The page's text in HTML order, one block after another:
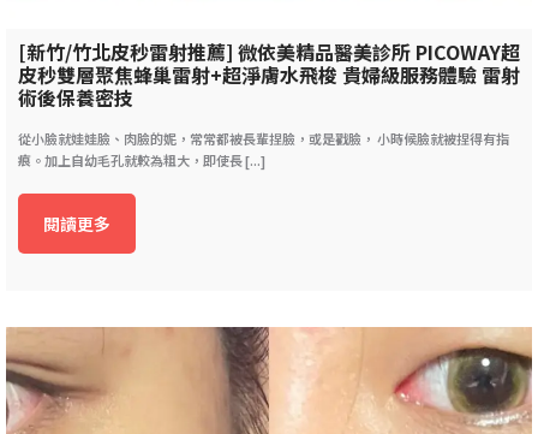
[新竹/竹北皮秒雷射推薦] 微依美精品醫美診所 PICOWAY超
皮秒雙層聚焦蜂巢雷射+超淨膚水飛梭 貴婦級服務體驗 雷射
術後保養密技
從小臉就娃娃臉、肉臉的妮，常常都被長輩捏臉，或是戳臉， 小時候臉就被捏得有指
痕。加上自幼毛孔就較為粗大，即使長 [...]
閱讀更多